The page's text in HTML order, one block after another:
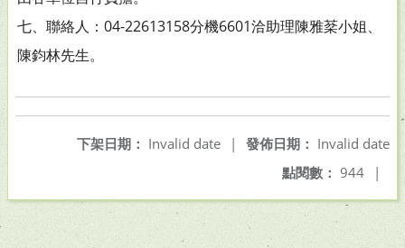
七、聯絡人：04-22613158分機6601洽助理陳雅棻小姐、
陳鈞林先生。
發佈日期： Invalid date
下架日期： Invalid date
|
點閱數： 944 |